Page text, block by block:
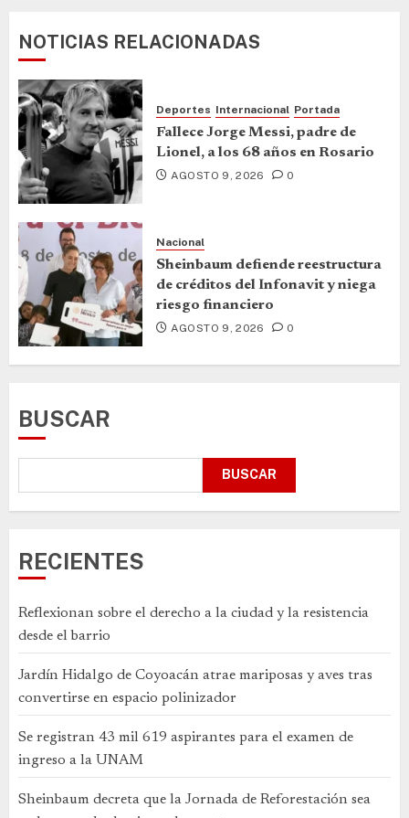
NOTICIAS RELACIONADAS
Deportes Internacional Portada
Fallece Jorge Messi, padre de
Lionel, a los 68 años en Rosario
AGOSTO 9, 2026 0
Nacional
Sheinbaum defiende reestructura
de créditos del Infonavit y niega
riesgo financiero
AGOSTO 9, 2026 0
BUSCAR
BUSCAR
RECIENTES
Reflexionan sobre el derecho a la ciudad y la resistencia
desde el barrio
Jardín Hidalgo de Coyoacán atrae mariposas y aves tras
convertirse en espacio polinizador
Se registran 43 mil 619 aspirantes para el examen de
ingreso a la UNAM
Sheinbaum decreta que la Jornada de Reforestación sea